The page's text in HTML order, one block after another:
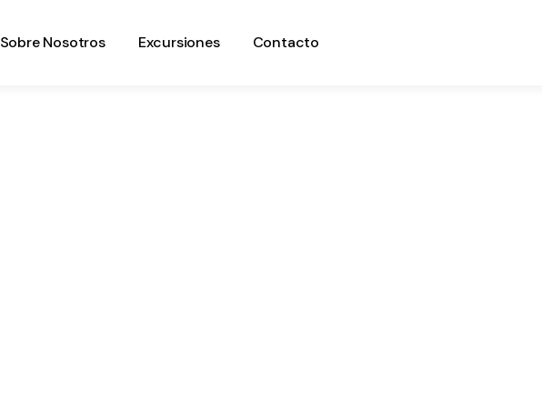
Sobre Nosotros Excursiones Contacto